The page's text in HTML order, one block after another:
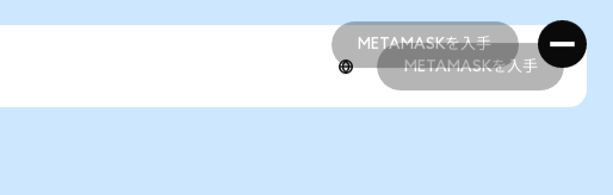
METAMASKを入手
METAMASKを入手
METAMASKを入手